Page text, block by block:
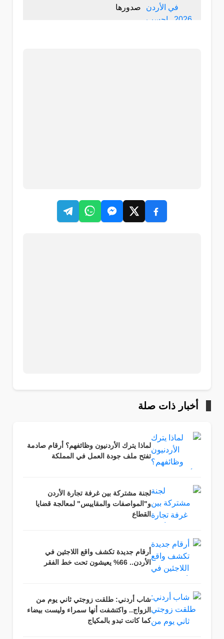
صدورها
أخبار ذات صلة
لماذا يترك الأردنيون وظائفهم؟ أرقام صادمة
تفتح ملف جودة العمل في المملكة
لجنة مشتركة بين غرفة تجارة الأردن
و"المواصفات والمقاييس" لمعالجة قضايا
القطاع
أرقام جديدة تكشف واقع اللاجئين في
الأردن.. 66% يعيشون تحت خط الفقر
شاب أردني: طلقت زوجتي ثاني يوم من
الزواج.. واكتشفت أنها سمراء وليست بيضاء
كما كانت تبدو بالمكياج